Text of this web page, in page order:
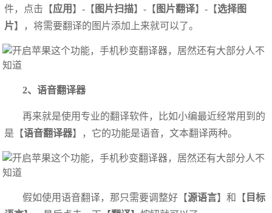
件，点击【应用 】-【 图片扫描】-【 图片翻译】-【选择图
片】，将需要翻译的图片添加上来就可以了。
2、语音翻译器
再来就是使用专业的翻译软件，比如小编最近经常用到的
是【语音翻译器】，它的功能是语音，文本翻译两种。
假如使用语音翻译，那只需要调整好【源语言】和【 目标